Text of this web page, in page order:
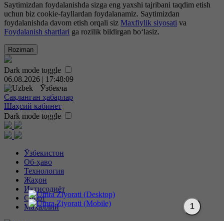
Saytimizdan foydalanishda sizga eng yaxshi tajribani taqdim etish
uchun biz cookie-fayllardan foydalanamiz. Saytimizdan
foydalanishda davom etish orqali siz Maxfiylik siyosati va
Foydalanish shartlari ga rozilik bildirgan bo‘lasiz.
Roziman
Dark mode toggle
06.08.2026 | 17:48:10
Ўзбекча
Сақланган ҳабарлар
Шаҳсий кабинет
Dark mode toggle
Ўзбекистон
Об-ҳаво
Технология
Жаҳон
Иқтисодиёт
Спорт
Маҳаллий